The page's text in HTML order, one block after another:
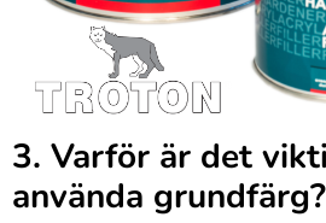
3. Varför är det
använda grundfärg?